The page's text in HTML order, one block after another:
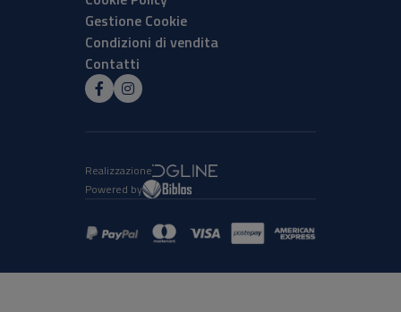
Gestione Cookie
Condizioni di vendita
Contatti
Realizzazione
Powered by